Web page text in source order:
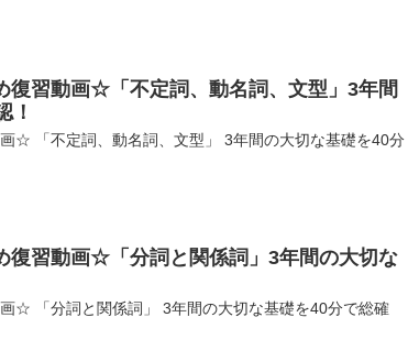
復習動画☆「不定詞、動名詞、文型」3年間
！
☆ 「不定詞、動名詞、文型」 3年間の大切な基礎を40分
復習動画☆「分詞と関係詞」3年間の大切な
☆ 「分詞と関係詞」 3年間の大切な基礎を40分で総確